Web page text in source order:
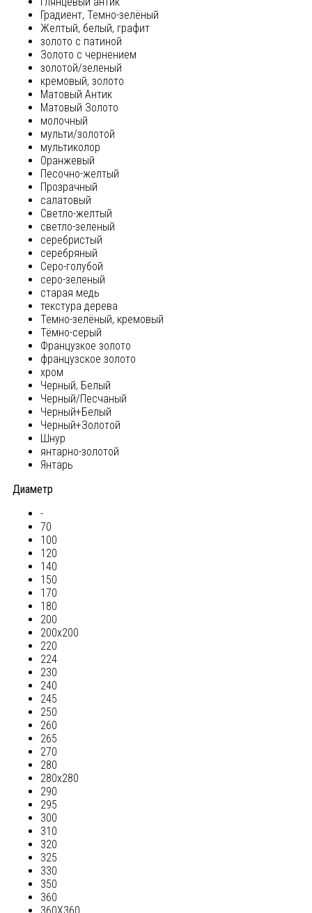
Градиент, Темно-зелёный
Желтый, белый, графит
золото с патиной
Золото с чернением
золотой/зеленый
кремовый, золото
Матовый Антик
Матовый Золото
молочный
мульти/золотой
мультиколор
Оранжевый
Песочно-желтый
Прозрачный
салатовый
Светло-желтый
светло-зеленый
серебристый
серебряный
Серо-голубой
серо-зеленый
старая медь
текстура дерева
Темно-зелёный, кремовый
Тёмно-серый
Французкое золото
французское золото
хром
Черный, Белый
Черный/Песчаный
Черный+Белый
Черный+Золотой
Шнур
янтарно-золотой
Янтарь
Диаметр
-
70
100
120
140
150
170
180
200
200х200
220
224
230
240
245
250
260
265
270
280
280х280
290
295
300
310
320
325
330
350
360